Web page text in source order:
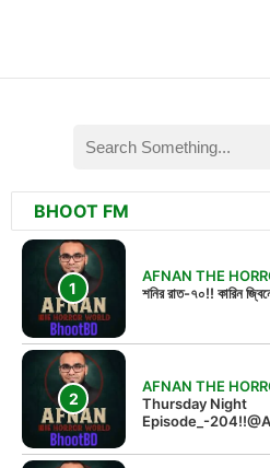
BHOOT FM
AFNAN THE
শনির রাত-৭০!! কারিন
AFNAN THE
Thursday Night
Episode_-